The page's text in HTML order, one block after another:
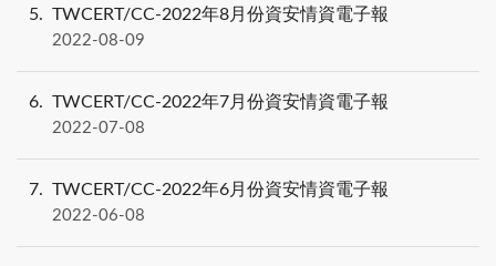
5 TWCERT/CC-2022年8月份資安情資電子報
2022-08-09
6 TWCERT/CC-2022年7月份資安情資電子報
2022-07-08
7 TWCERT/CC-2022年6月份資安情資電子報
2022-06-08